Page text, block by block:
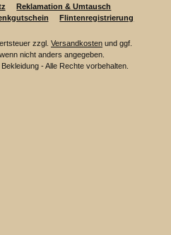
Reklamation & Umtausch
Flintenregistrierung
zzgl. Versandkosten und ggf.
nicht anders angegeben.
- Alle Rechte vorbehalten.